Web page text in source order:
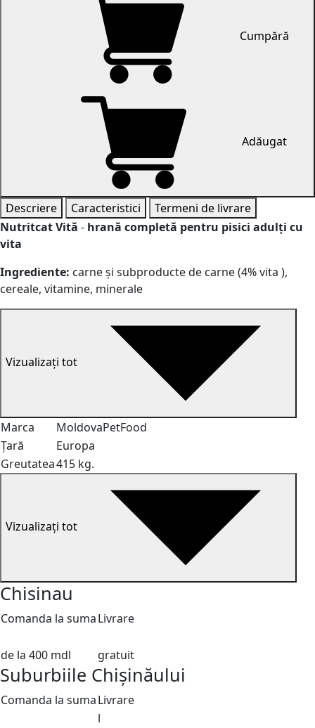
Cumpără
Adăugat
Descriere Caracteristici
Termeni de livrare
Nutritcat Vită - hrană completă pentru pisici adulţi cu
vita
Ingrediente: carne și subproducte de carne (4% vita ),
cereale, vitamine, minerale
Vizualizați tot
Marca
MoldovaPetFood
Țară
Europa
Greutatea415 kg.
Vizualizați tot
Chisinau
Comanda la sumaLivrare
de la 400 mdl gratuit
Suburbiile Chișinăului
Comanda la sumaLivrare
l